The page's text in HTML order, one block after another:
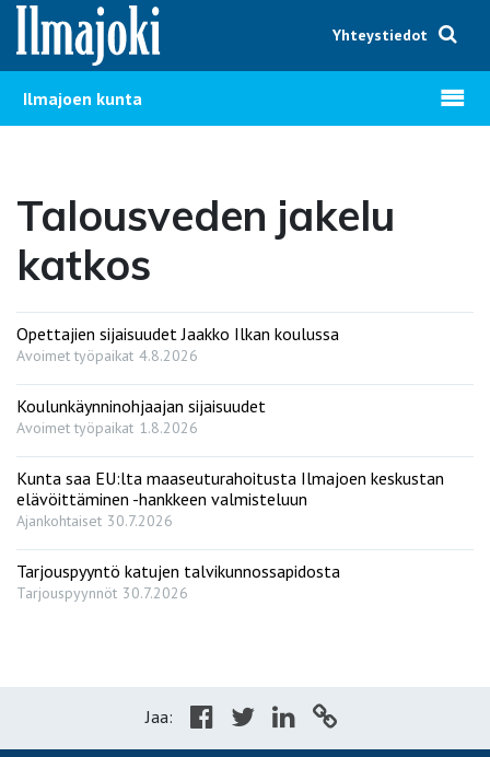
Hyppää sisältöön
Yhteystiedot
Ilmajoen kunta Avaa
Talousveden jakelu
katkos
Opettajien sijaisuudet Jaakko Ilkan koulussa
Avoimet työpaikat 4.8.2026
Koulunkäynninohjaajan sijaisuudet
Avoimet työpaikat 1.8.2026
Kunta saa EU:lta maaseuturahoitusta Ilmajoen keskustan
elävöittäminen -hankkeen valmisteluun
Ajankohtaiset 30.7.2026
Tarjouspyyntö katujen talvikunnossapidosta
Tarjouspyynnöt 30.7.2026
Jaa: